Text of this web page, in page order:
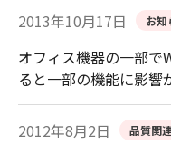
2013年10月17日 お知
オフィス機器の一部
ると一部の機能に影響
2012年8月2日 品質関